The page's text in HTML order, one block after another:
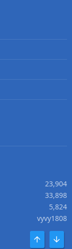
23,904
33,898
5,824
vyvy1808
TOP DƯỚI